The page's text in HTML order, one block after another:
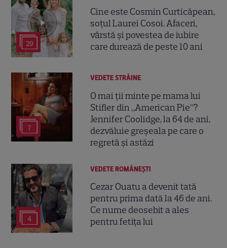
29
Cine este Cosmin Curticăpean,
soțul Laurei Cosoi. Afaceri,
vârstă și povestea de iubire
care durează de peste 10 ani
7
VEDETE STRĂINE
O mai ții minte pe mama lui
Stifler din „American Pie”?
Jennifer Coolidge, la 64 de ani,
dezvăluie greșeala pe care o
regretă și astăzi
4
VEDETE ROMÂNEŞTI
Cezar Ouatu a devenit tată
pentru prima dată la 46 de ani.
Ce nume deosebit a ales
pentru fetița lui